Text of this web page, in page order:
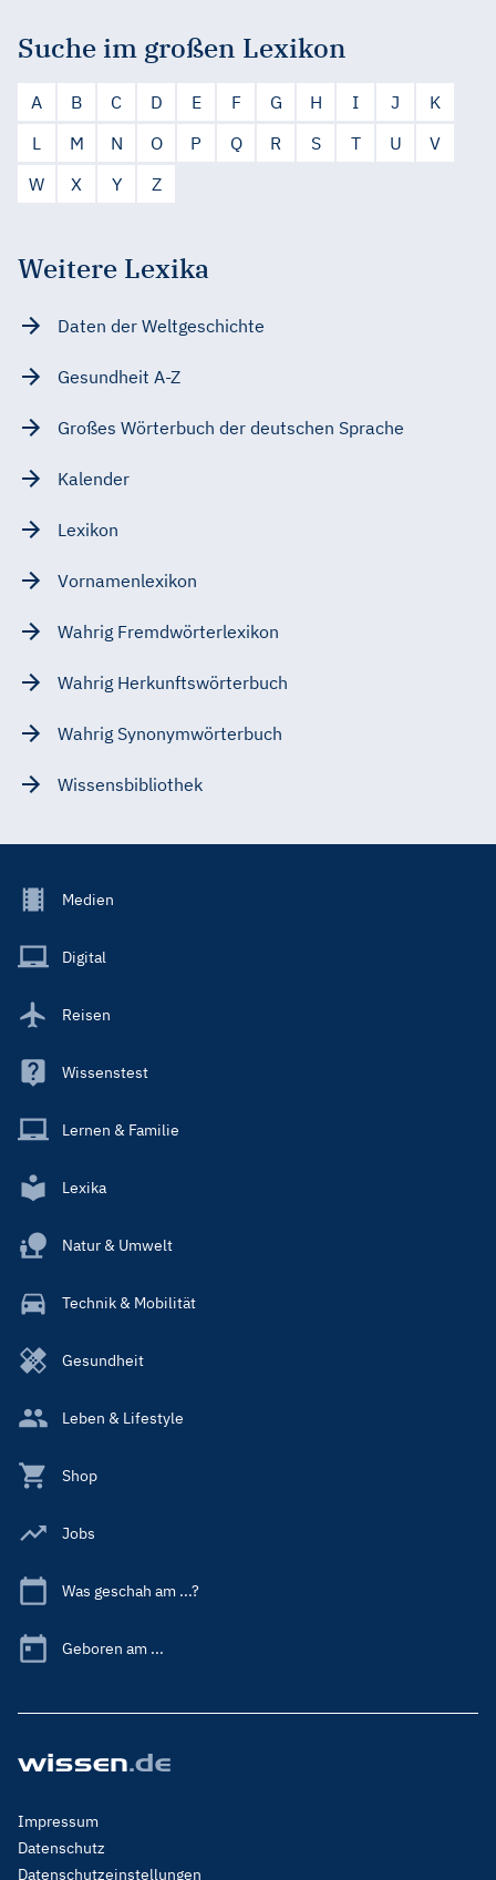
Suche im großen Lexikon
A B C D E F G H I J
K
L
M N O P Q R S T U
V
W
X Y Z
Weitere Lexika
Daten der Weltgeschichte
Gesundheit A-Z
Großes Wörterbuch der deutschen Sprache
Kalender
Lexikon
Vornamenlexikon
Wahrig Fremdwörterlexikon
Wahrig Herkunftswörterbuch
Wahrig Synonymwörterbuch
Wissensbibliothek
Footer
Main
Medien
Digital
Reisen
Wissenstest
Lernen & Familie
Lexika
Natur & Umwelt
Technik & Mobilität
Gesundheit
Leben & Lifestyle
Shop
Jobs
Was geschah am ...?
Geboren am ...
Footer
Menu
Legal
Impressum
Datenschutz
Datenschutzeinstellungen